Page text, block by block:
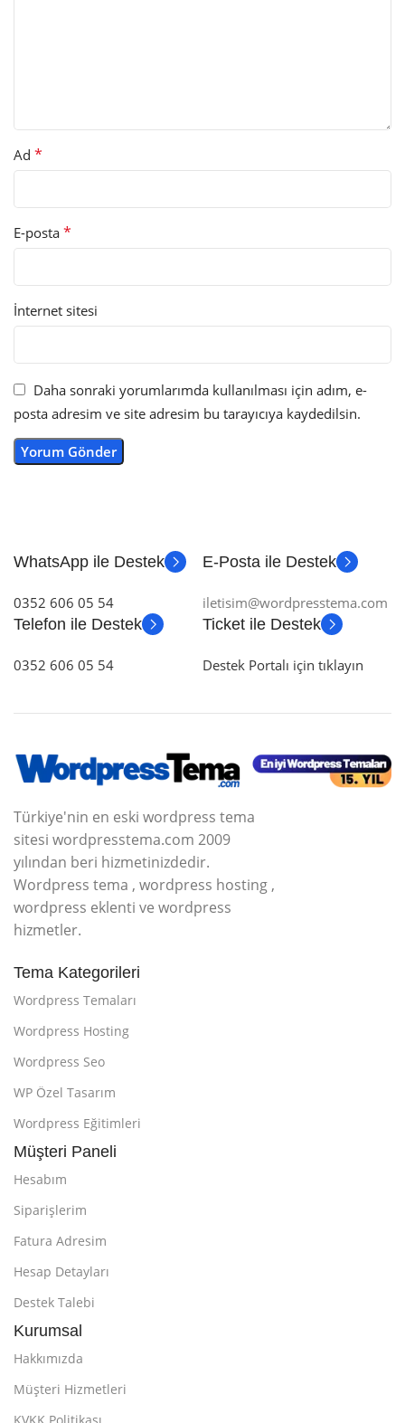
Ad *
E-posta *
İnternet sitesi
Daha sonraki yorumlarımda kullanılması için adım, e-
posta adresim ve site adresim bu tarayıcıya kaydedilsin.
WhatsApp ile Destek
0352 606 05 54
E-Posta ile Destek
iletisim@wordpresstema.com
Telefon ile Destek
0352 606 05 54
Ticket ile Destek
Destek Portalı için tıklayın
Türkiye'nin en eski wordpress tema
sitesi wordpresstema.com 2009
yılından beri hizmetinizdedir.
Wordpress tema , wordpress hosting ,
wordpress eklenti ve wordpress
hizmetler.
Tema Kategorileri
Wordpress Temaları
Wordpress Hosting
Wordpress Seo
WP Özel Tasarım
Wordpress Eğitimleri
Müşteri Paneli
Hesabım
Siparişlerim
Fatura Adresim
Hesap Detayları
Destek Talebi
Kurumsal
Hakkımızda
Müşteri Hizmetleri
KVKK Politikası